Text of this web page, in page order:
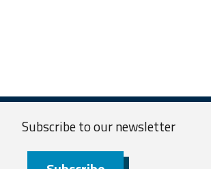
Subscribe to ournewsletter